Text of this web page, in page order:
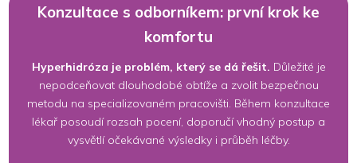
Konzultace s odborníkem: první krok ke
komfortu
Hyperhidróza je problém, který se dá řešit. Důležité je
nepodceňovat dlouhodobé obtíže a zvolit bezpečnou
metodu na specializovaném pracovišti. Během konzultace
lékař posoudí rozsah pocení, doporučí vhodný postup a
vysvětlí očekávané výsledky i průběh léčby.